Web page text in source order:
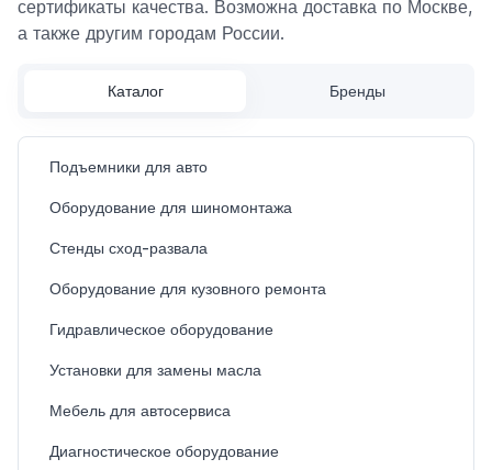
Каталог Бренды
Подъемники для авто
Оборудование для шиномонтажа
Стенды сход-развала
Оборудование для кузовного ремонта
Гидравлическое оборудование
Установки для замены масла
Мебель для автосервиса
Диагностическое оборудование
сертификаты качества. Возможна доставка по Москве,
а также другим городам России.